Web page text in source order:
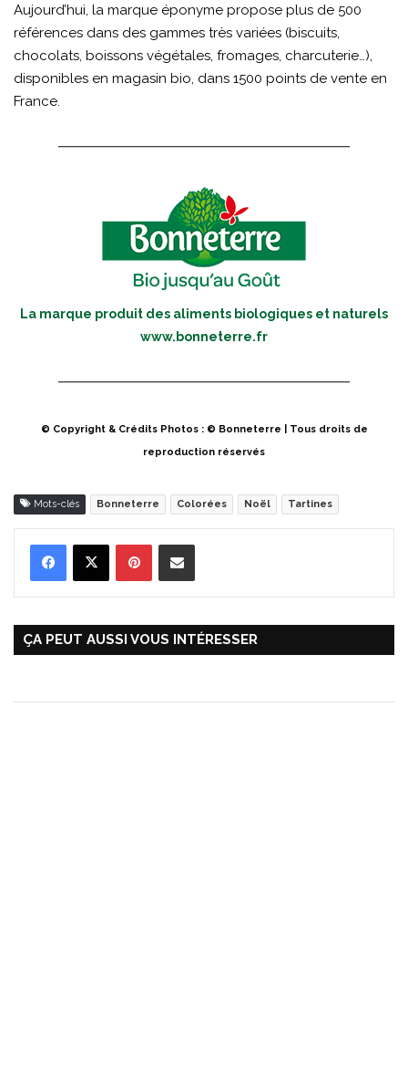
Aujourd’hui, la marque éponyme propose plus de 500
références dans des gammes très variées (biscuits,
chocolats, boissons végétales, fromages, charcuterie…),
disponibles en magasin bio, dans 1500 points de vente en
France.
La marque produit des aliments biologiques et naturels
www.bonneterre.fr
© Copyright & Crédits Photos : © Bonneterre | Tous droits de
reproduction réservés
Mots-clés Bonneterre Colorées Noël Tartines
ÇA PEUT AUSSI VOUS INTÉRESSER